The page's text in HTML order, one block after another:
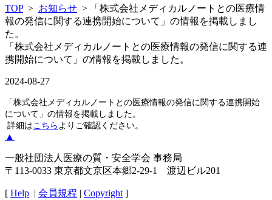
TOP> お知らせ > 「株式会社メディカルノートとの医療情
報の発信に関する連携開始について」の情報を掲載しまし
た。
「株式会社メディカルノートとの医療情報の発信に関する連
携開始について」の情報を掲載しました。
2024-08-27
「株式会社メディカルノートとの医療情報の発信に関する連携開始
について」の情報を掲載しました。
詳細は こちら よりご確認ください。
▲
一般社団法人医療の質・安全学会 事務局
〒113-0033 東京都文京区本郷2-29-1 渡辺ビル201
[ Help | 会員規程 | Copyright ]